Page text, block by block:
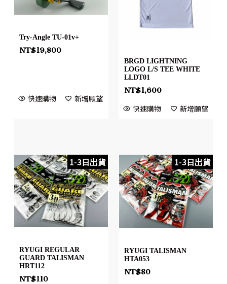
Try-Angle TU-01v+
NT$19,800
快速購物 新增願望
BRGD LIGHTNING
LOGO L/S TEE WHITE
LLDT01
NT$1,600
快速購物 新增願望
1-3日出貨
RYUGI REGULAR
GUARD TALISMAN
HRT112
NT$110
1-3日出貨
RYUGI TALISMAN
HTA053
NT$80